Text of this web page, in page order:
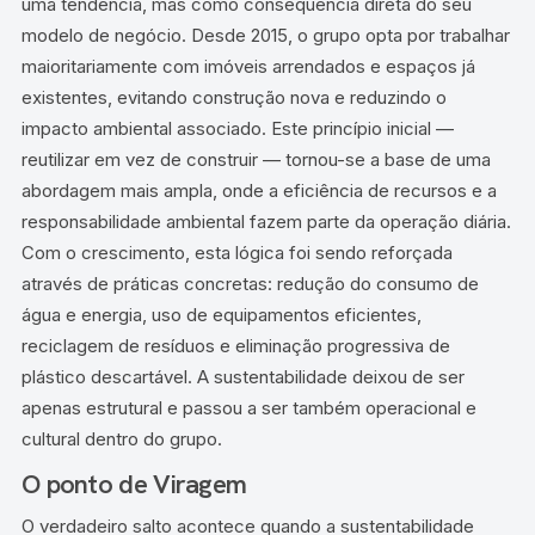
modelo de negócio. Desde 2015, o grupo opta por trabalhar
maioritariamente com imóveis arrendados e espaços já
existentes, evitando construção nova e reduzindo o
impacto ambiental associado. Este princípio inicial —
reutilizar em vez de construir — tornou-se a base de uma
abordagem mais ampla, onde a eficiência de recursos e a
responsabilidade ambiental fazem parte da operação diária.
Com o crescimento, esta lógica foi sendo reforçada
através de práticas concretas: redução do consumo de
água e energia, uso de equipamentos eficientes,
reciclagem de resíduos e eliminação progressiva de
plástico descartável. A sustentabilidade deixou de ser
apenas estrutural e passou a ser também operacional e
cultural dentro do grupo.
O ponto de Viragem
O verdadeiro salto acontece quando a sustentabilidade